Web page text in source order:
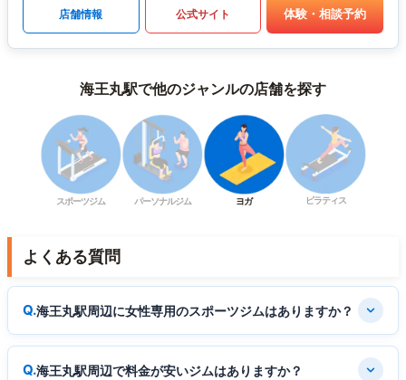
店舗情報 公式サイト 体験・相談予約
海王丸駅で他のジャンルの店舗を探す
スポーツジム パーソナルジム ヨガ ピラティス
よくある質問
海王丸駅周辺に女性専用のスポーツジムはありますか？
海王丸駅周辺で料金が安いジムはありますか？